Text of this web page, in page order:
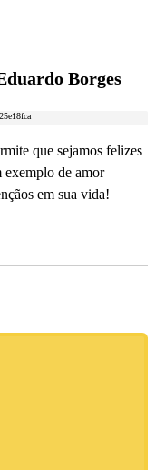
Borges
que sejamos felizes
exemplo de amor
em sua vida!